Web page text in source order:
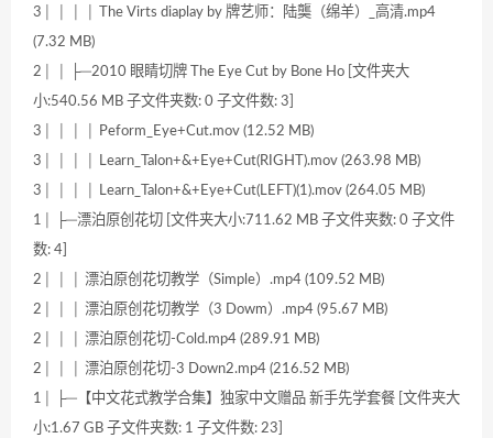
3│ │ │ │ The Virts diaplay by 牌艺师：陆龑（绵羊）_高清.mp4
(7.32 MB)
2│ │ ├─2010 眼睛切牌 The Eye Cut by Bone Ho [文件夹大
小:540.56 MB 子文件夹数: 0 子文件数: 3]
3│ │ │ │ Peform_Eye+Cut.mov (12.52 MB)
3│ │ │ │ Learn_Talon+&+Eye+Cut(RIGHT).mov (263.98 MB)
3│ │ │ │ Learn_Talon+&+Eye+Cut(LEFT)(1).mov (264.05 MB)
1│ ├─漂泊原创花切 [文件夹大小:711.62 MB 子文件夹数: 0 子文件
数: 4]
2│ │ │ 漂泊原创花切教学（Simple）.mp4 (109.52 MB)
2│ │ │ 漂泊原创花切教学（3 Dowm）.mp4 (95.67 MB)
2│ │ │ 漂泊原创花切-Cold.mp4 (289.91 MB)
2│ │ │ 漂泊原创花切-3 Down2.mp4 (216.52 MB)
1│ ├─【中文花式教学合集】独家中文赠品 新手先学套餐 [文件夹大
小:1.67 GB 子文件夹数: 1 子文件数: 23]